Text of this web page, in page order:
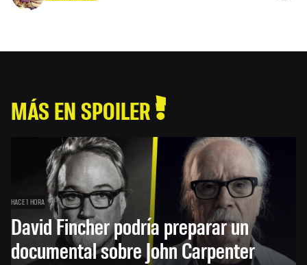
MÁS EN SPOILER
HACE 1 HORA
David Fincher podría preparar un
documental sobre John Carpenter